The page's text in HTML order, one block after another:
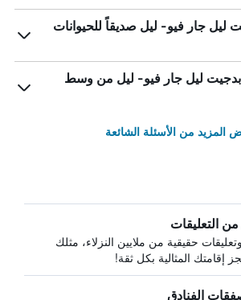
ليل جار فيو- ليل صديقاً للحيوانات
ليل جار فيو- ليل من وسط
المزيد من الأسئلة الشائعة
من التعليقات
حقيقية من ملايين النزلاء، مثلك
إقامتك المثالية بكل ثقة!
الفنادق